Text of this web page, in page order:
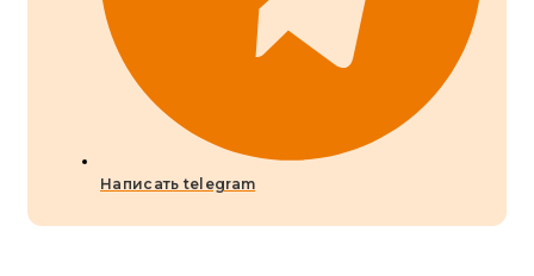
Написать telegram